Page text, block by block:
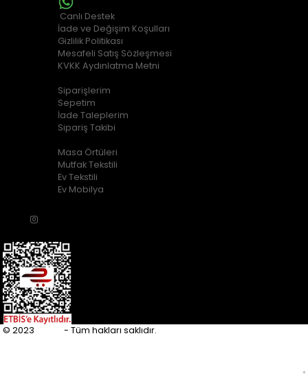
Canlı Destek
İade ve Değişim Koşulları
Gizlilik Politikası
Mesafeli Satış Sözleşmesi
KVKK Aydınlatma Metni
Siparişlerim
Sepetim
İade Taleplerim
Sipariş Takibi
Masa Örtüleri
Mutfak Tekstili
Ev Tekstili
Ev Mobilya
© 2023 Eupfly- Tüm hakları saklıdır.